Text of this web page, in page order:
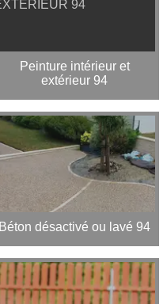
Peinture intérieur et
extérieur 94
Béton désactivé ou lavé 94